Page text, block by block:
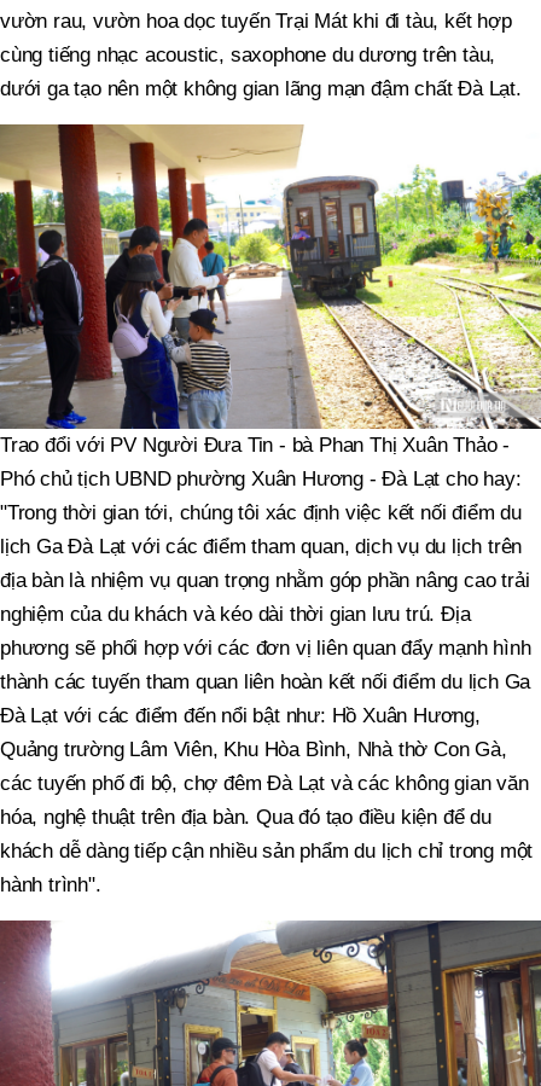
vườn rau, vườn hoa dọc tuyến Trại Mát khi đi tàu, kết hợp
cùng tiếng nhạc acoustic, saxophone du dương trên tàu,
dưới ga tạo nên một không gian lãng mạn đậm chất Đà Lạt.
Trao đổi với PV Người Đưa Tin - bà Phan Thị Xuân Thảo -
Phó chủ tịch UBND phường Xuân Hương - Đà Lạt cho hay:
"Trong thời gian tới, chúng tôi xác định việc kết nối điểm du
lịch Ga Đà Lạt với các điểm tham quan, dịch vụ du lịch trên
địa bàn là nhiệm vụ quan trọng nhằm góp phần nâng cao trải
nghiệm của du khách và kéo dài thời gian lưu trú. Địa
phương sẽ phối hợp với các đơn vị liên quan đẩy mạnh hình
thành các tuyến tham quan liên hoàn kết nối điểm du lịch Ga
Đà Lạt với các điểm đến nổi bật như: Hồ Xuân Hương,
Quảng trường Lâm Viên, Khu Hòa Bình, Nhà thờ Con Gà,
các tuyến phố đi bộ, chợ đêm Đà Lạt và các không gian văn
hóa, nghệ thuật trên địa bàn. Qua đó tạo điều kiện để du
khách dễ dàng tiếp cận nhiều sản phẩm du lịch chỉ trong một
hành trình".